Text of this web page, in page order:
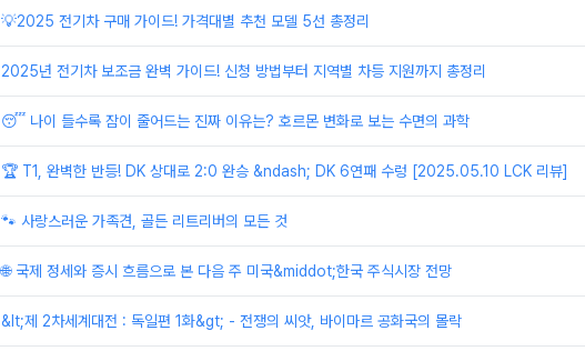
💡2025 전기차 구매 가이드! 가격대별 추천 모델 5선 총정리
2025년 전기차 보조금 완벽 가이드! 신청 방법부터 지역별 차등 지원까지 총정리
😴 나이 들수록 잠이 줄어드는 진짜 이유는? 호르몬 변화로 보는 수면의 과학
🏆 T1, 완벽한 반등! DK 상대로 2:0 완승 &ndash; DK 6연패 수렁 [2025.05.10 LCK 리뷰]
🐾 사랑스러운 가족견, 골든 리트리버의 모든 것
🌐 국제 정세와 증시 흐름으로 본 다음 주 미국&middot;한국 주식시장 전망
&lt;제 2차세계대전 : 독일편 1화&gt; - 전쟁의 씨앗, 바이마르 공화국의 몰락